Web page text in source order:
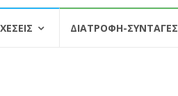
ΔΙΑΤΡΟΦΗ-ΣΥΝΤΑΓΕΣ